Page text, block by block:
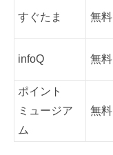
すぐたま 無料
infoQ 無料
ポイント
ミュージア
ム
無料